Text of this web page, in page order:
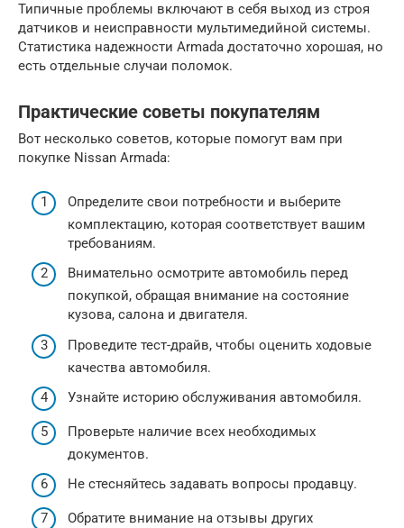
Типичные проблемы включают в себя выход из строя
датчиков и неисправности мультимедийной системы.
Статистика надежности Armada достаточно хорошая, но
есть отдельные случаи поломок.
Практические советы покупателям
Вот несколько советов, которые помогут вам при
покупке Nissan Armada:
Определите свои потребности и выберите
комплектацию, которая соответствует вашим
требованиям.
Внимательно осмотрите автомобиль перед
покупкой, обращая внимание на состояние
кузова, салона и двигателя.
Проведите тест-драйв, чтобы оценить ходовые
качества автомобиля.
Узнайте историю обслуживания автомобиля.
Проверьте наличие всех необходимых
документов.
Не стесняйтесь задавать вопросы продавцу.
Обратите внимание на отзывы других